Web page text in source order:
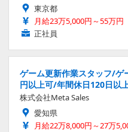
東京都
月給23万5,000円～55万円
正社員
ゲーム更新作業スタッフ/
円以上可/年間休日120日以
株式会社Meta Sales
愛知県
月給22万8,000円～27万